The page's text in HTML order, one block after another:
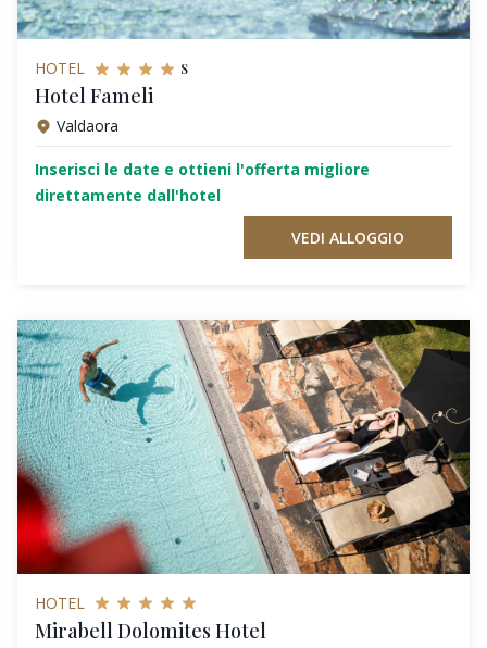
HOTEL s
Hotel Fameli
Valdaora
Inserisci le date e ottieni l'offerta migliore
direttamente dall'hotel
VEDI ALLOGGIO
HOTEL
Mirabell Dolomites Hotel